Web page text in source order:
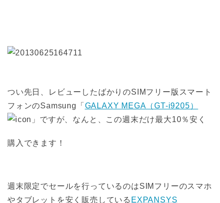
つい先日、レビューしたばかりのSIMフリー版スマート
フォンのSamsung「 GALAXY MEGA（GT-i9205）
」ですが、なんと、この週末だけ最大10％安く
購入できます！
週末限定でセールを行っているのはSIMフリーのスマホ
やタブレットを安く販売している EXPANSYS